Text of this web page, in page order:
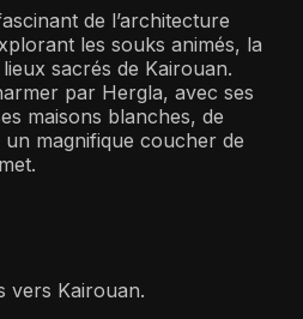
de l’architecture
les souks animés, la
sacrés de Kairouan.
par Hergla, avec ses
maisons blanches, de
magnifique coucher de
vers Kairouan.